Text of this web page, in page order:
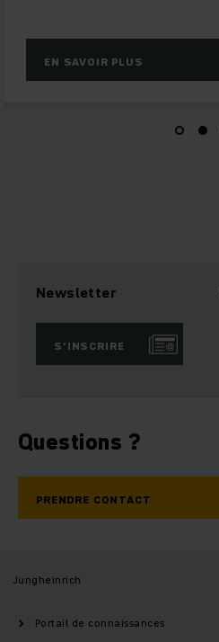
EN SAVOIR PLUS
Newsletter
S’INSCRIRE
Questions ?
PRENDRE CONTACT
Jungheinrich
Portail de connaissances